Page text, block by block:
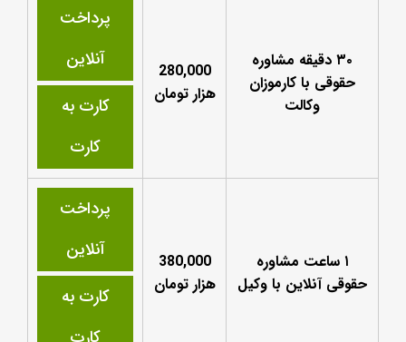
۳۰ دقیقه مشاوره
حقوقی با کارموزان
وکالت
280,000
هزار تومان
پرداخت
آنلاین
کارت به
کارت
۱ ساعت مشاوره
حقوقی آنلاین با وکیل
380,000
هزار تومان
پرداخت
آنلاین
کارت به